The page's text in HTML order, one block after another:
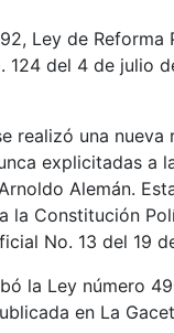
Ley de
124 del 4 de julio
realizó una
explicitadas a
Alemán.
la Constitución
No. 13 del 19
la Ley número
en La